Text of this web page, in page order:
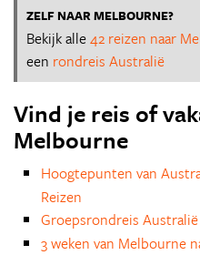
ZELF NAAR MELBOURNE?
Bekijk alle42 reizen naar
een rondreis Australië
Vind je reis of
Melbourne
Hoogtepunten van
Reizen
Groepsrondreis Australië
3 weken van Melbourne